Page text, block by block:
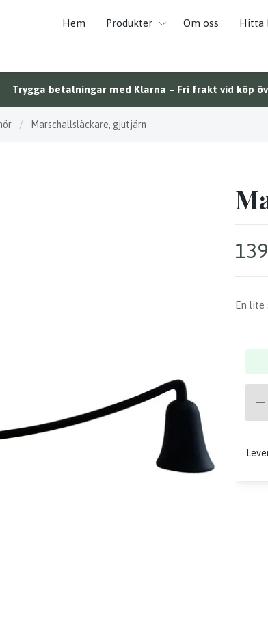
Hem Produkter Om oss Hitta
Trygga betalningar med Klarna – Fri frakt vid köp
/ Marschallsläckare, gjutjärn
En lite